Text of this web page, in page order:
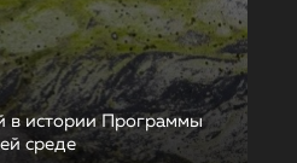
в истории Программы
среде